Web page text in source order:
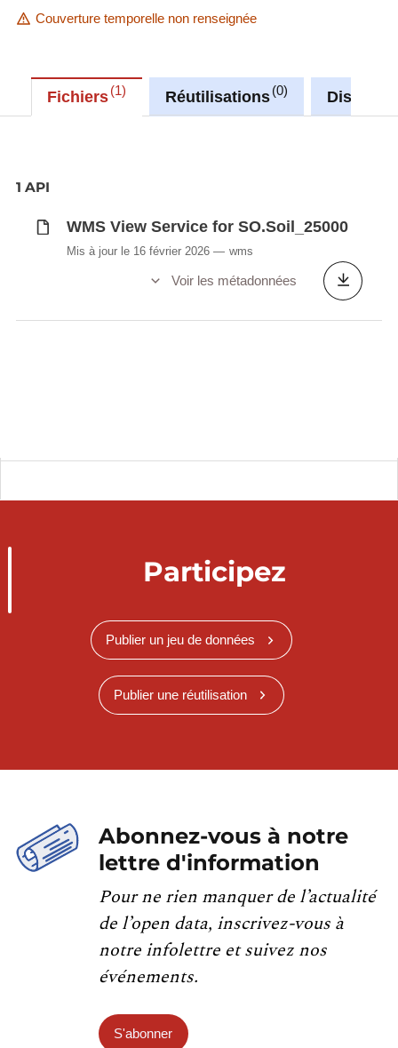
Couverture temporelle non renseignée
Fichiers 1 Réutilisations 0
1 API
WMS View Service for SO.Soil_25000
Mis à jour le 16 février 2026 wms
Voir les métadonnées
Participez
Publier un jeu de données
Publier une réutilisation
Abonnez-vous à notre
lettre d'information
Pour ne rien manquer de l’actualité
de l’open data, inscrivez-vous à
notre infolettre et suivez nos
événements.
S'abonner